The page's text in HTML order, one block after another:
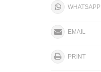
WHATSAPP
EMAIL
PRINT